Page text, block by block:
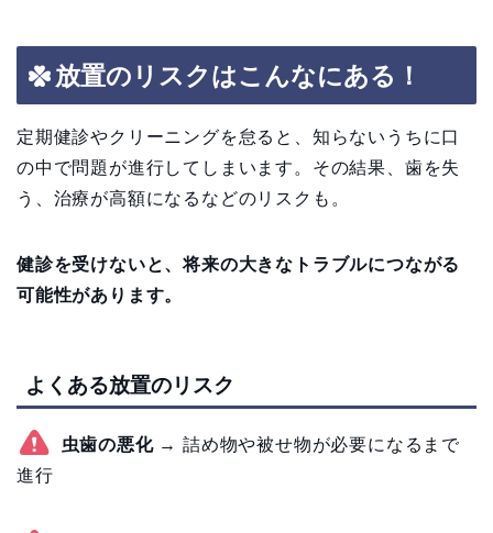
放置のリスクはこんなにある！
定期健診やクリーニングを怠ると、知らないうちに口
の中で問題が進行してしまいます。その結果、歯を失
う、治療が高額になるなどのリスクも。
健診を受けないと、将来の大きなトラブルにつながる
可能性があります。
よくある放置のリスク
虫歯の悪化→ 詰め物や被せ物が必要になるまで
進行